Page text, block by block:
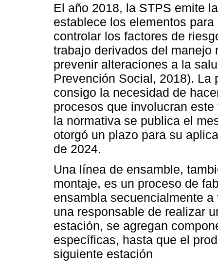
El año 2018, la STPS emite
establece los elementos
controlar los factores de
trabajo derivados del manejo
prevenir alteraciones a la
Prevención Social, 2018). La
consigo la necesidad de
procesos que involucran
la normativa se publica el
otorgó un plazo para su
de 2024.
Una línea de ensamble,
montaje, es un proceso de
ensambla secuencialmente
una responsable de realizar
estación, se agregan
específicas, hasta que el
siguiente estación